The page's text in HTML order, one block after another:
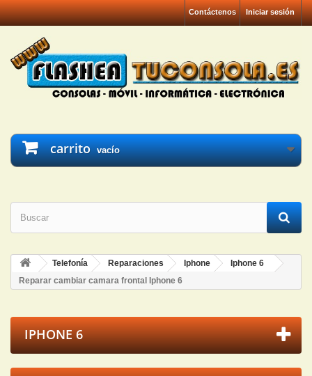
Iniciar sesión
Contáctenos
carrito vacío
Telefonía Reparaciones Iphone
Iphone 6
Reparar cambiar camara frontal Iphone 6
IPHONE 6